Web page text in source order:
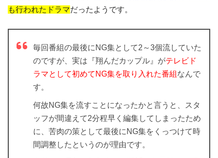
も行われたドラマだったようです。
毎回番組の最後にNG集として2～3個流していた
のですが、実は『翔んだカップル』がテレビド
ラマとして初めてNG集を取り入れた番組なんで
す。
何故NG集を流すことになったかと言うと、スタ
ッフが間違えて2分程早く編集してしまったため
に、苦肉の策として最後にNG集をくっつけて時
間調整したというのが理由です。